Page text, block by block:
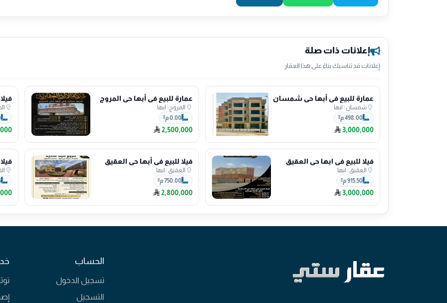
إعلانات ذات صلة
إعلانات قد تناسبك بناءً على هذا العقار
عمارة للبيع في أبها حي شمسان
شمسان| ابها
498.00 م²
3,000,000
عمارة للبيع في أبها حي المروج
المروج | ابها
0.00 م²
2,500,000
فيلا للبيع في ابها حي العقيق
العقيق | ابها
915.50 م²
3,000,000
فيلا للبيع في أبها حي العقيق
العقيق | ابها
750.00 م²
2,800,000
الحساب
تسجيل الدخول
التسجيل